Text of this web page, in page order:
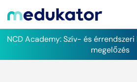
NCD Academy: Szív- és
megelőzés